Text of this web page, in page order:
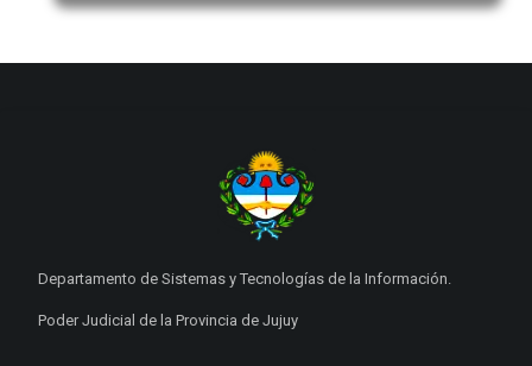
Departamento de Sistemas y Tecnologías de la Información.
Poder Judicial de la Provincia de Jujuy